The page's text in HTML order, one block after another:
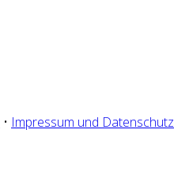
• Impressum und Datenschutz